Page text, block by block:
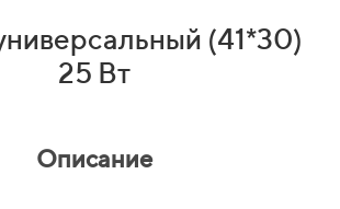
(41*30)
25 Вт
Описание